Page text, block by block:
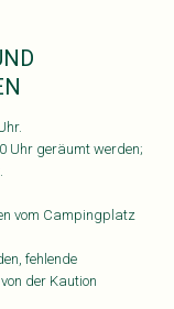
Uhr geräumt werden;
vom Campingplatz
fehlende
der Kaution